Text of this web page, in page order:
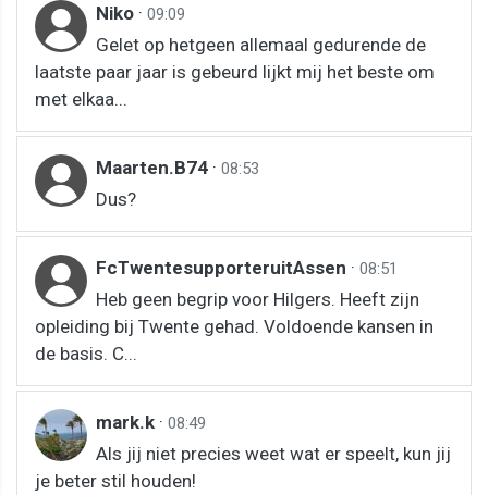
Niko · 09:09
Gelet op hetgeen allemaal gedurende de
laatste paar jaar is gebeurd lijkt mij het beste om
met elkaa...
Maarten.B74 · 08:53
Dus?
FcTwentesupporteruitAssen · 08:51
Heb geen begrip voor Hilgers. Heeft zijn
opleiding bij Twente gehad. Voldoende kansen in
de basis. C...
mark.k · 08:49
Als jij niet precies weet wat er speelt, kun jij
je beter stil houden!